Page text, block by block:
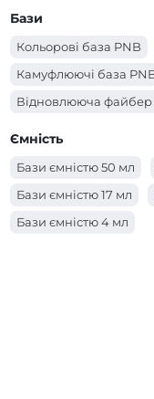
Бази
Кольорові база PNB
Камуфлюючі база
Відновлююча файбер
Ємність
Бази ємністю 50 мл
Бази ємністю 17 мл
Бази ємністю 4 мл